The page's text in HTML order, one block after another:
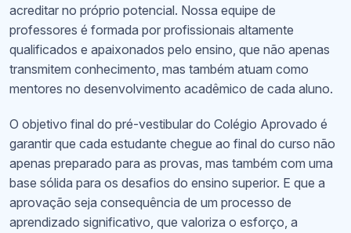
acreditar no próprio potencial. Nossa equipe de
professores é formada por profissionais altamente
qualificados e apaixonados pelo ensino, que não apenas
transmitem conhecimento, mas também atuam como
mentores no desenvolvimento acadêmico de cada aluno.
O objetivo final do pré-vestibular do Colégio Aprovado é
garantir que cada estudante chegue ao final do curso não
apenas preparado para as provas, mas também com uma
base sólida para os desafios do ensino superior. E que a
aprovação seja consequência de um processo de
aprendizado significativo, que valoriza o esforço, a